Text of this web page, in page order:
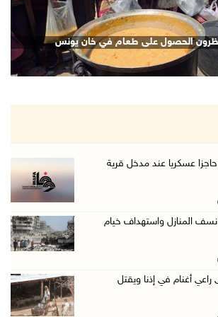
الفلسطينية
يسرقون جرارا زراعيا من بيت ...
تدعو الأطباء لمقاطعة ...
خط أحمر ومخطط مرفوض
الحرارة تؤثر على البل ...
في مخيم الدهيشة والاحتلال يق ...
الحصول على طعام في خان يونس
عسكريا عند مدخل قرية
المنازل واستهداف خيام
راعي أغنام في إذنا ويقتل